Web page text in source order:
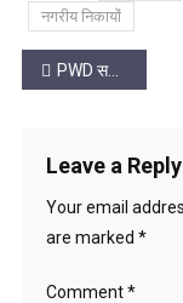
नगरीय निकायों
Post
PWD सचिव का सख्त संदेश: तय समय में पूरे करें पुल निर्माण, लापरवाही पर होगी कार्रवाई
Leave a Reply
Your email
are marked *
Comment*